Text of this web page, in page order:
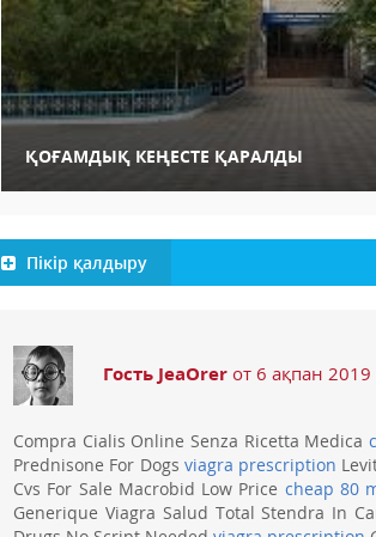
ҚОҒАМДЫҚ КЕҢЕСТЕ ҚАРАЛДЫ
Пікір қалдыру
Гость JeaOrer от 6 ақпан
Compra Cialis Online Senza Ricetta Medica
Prednisone For Dogs viagra prescription
Cvs For Sale Macrobid Low Price cheap 80
Generique Viagra Salud Total Stendra In